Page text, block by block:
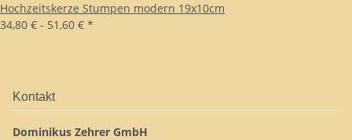
Hochzeitskerze Stumpen modern 19x10cm
34,80 € - 51,60 € *
Kontakt
Dominikus Zehrer GmbH